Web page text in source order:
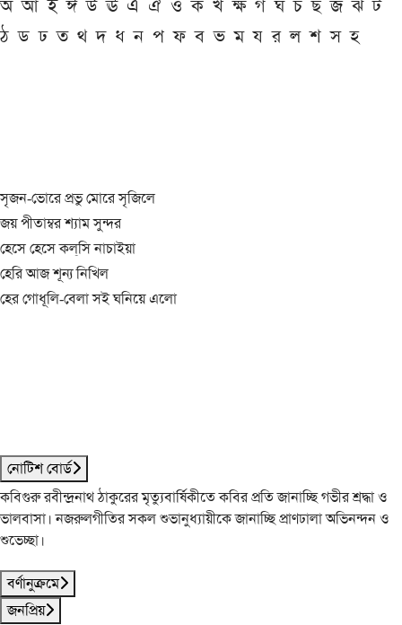
অ আ ই ঈ উ ঊ এ ঐ ও ক খ ক্ষ গ ঘ চ ছ জ ঝ ট
ঠ ড ঢ ত থ দ ধ ন প ফ ব ভ ম য র ল শ স হ
সৃজন-ভোরে প্রভু মোরে সৃজিলে
জয় পীতাম্বর শ্যাম সুন্দর
হেসে হেসে কল্‌সি নাচাইয়া
হেরি আজ শূন্য নিখিল
হের গোধূলি-বেলা সই ঘনিয়ে এলো
নোটিশ বোর্ড
কবিগুরু রবীন্দ্রনাথ ঠাকুরের মৃত্যুবার্ষিকীতে কবির প্রতি জানাচ্ছি গভীর শ্রদ্ধা ও
ভালবাসা। নজরুলগীতির সকল শুভানুধ্যায়ীকে জানাচ্ছি প্রাণঢালা অভিনন্দন ও
শুভেচ্ছা।
বর্ণানুক্রমে
জনপ্রিয়